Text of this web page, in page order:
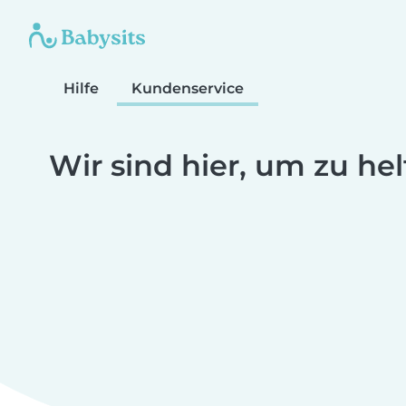
Hilfe Kundenservice
Wir sind hier, um zu